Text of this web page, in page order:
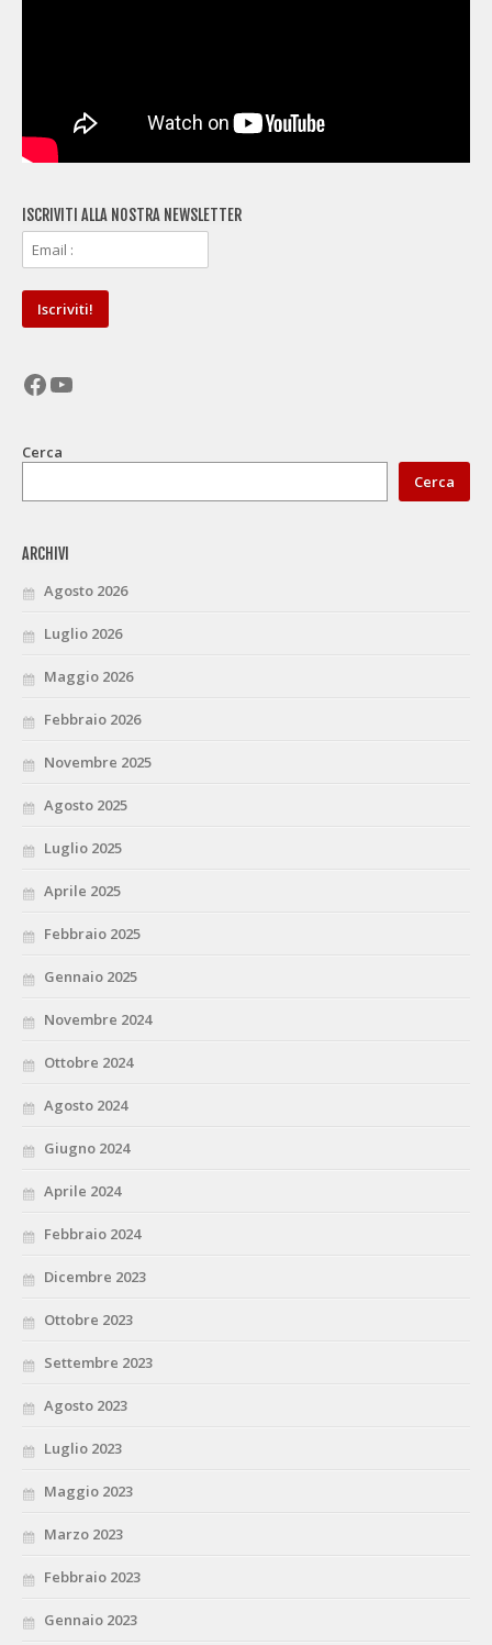
ISCRIVITI ALLA NOSTRA NEWSLETTER
Facebook
YouTube
Cerca
Cerca
ARCHIVI
Agosto 2026
Luglio 2026
Maggio 2026
Febbraio 2026
Novembre 2025
Agosto 2025
Luglio 2025
Aprile 2025
Febbraio 2025
Gennaio 2025
Novembre 2024
Ottobre 2024
Agosto 2024
Giugno 2024
Aprile 2024
Febbraio 2024
Dicembre 2023
Ottobre 2023
Settembre 2023
Agosto 2023
Luglio 2023
Maggio 2023
Marzo 2023
Febbraio 2023
Gennaio 2023